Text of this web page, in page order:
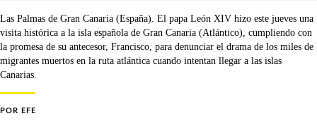
Las Palmas de Gran Canaria (España). El papa León XIV hizo este jueves una
visita histórica a la isla española de Gran Canaria (Atlántico), cumpliendo con
la promesa de su antecesor, Francisco, para denunciar el drama de los miles de
migrantes muertos en la ruta atlántica cuando intentan llegar a las islas
Canarias.
POR EFE